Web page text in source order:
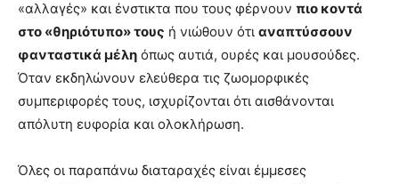
«αλλαγές» και ένστικτα που τους φέρνουν πιο κοντά
στο «θηριότυπο» τους ή νιώθουν ότι αναπτύσσουν
φανταστικά μέλη όπως αυτιά, ουρές και μουσούδες.
Όταν εκδηλώνουν ελεύθερα τις ζωομορφικές
συμπεριφορές τους, ισχυρίζονται ότι αισθάνονται
απόλυτη ευφορία και ολοκλήρωση.
Όλες οι παραπάνω διαταραχές είναι έμμεσες